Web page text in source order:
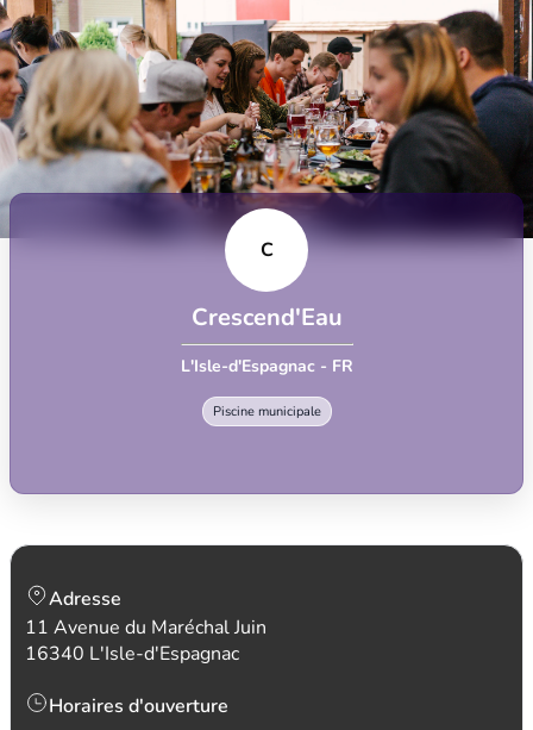
C
Crescend'Eau
L'Isle-d'Espagnac - FR
Piscine municipale
Adresse
11 Avenue du Maréchal Juin
16340 L'Isle-d'Espagnac
Horaires d'ouverture